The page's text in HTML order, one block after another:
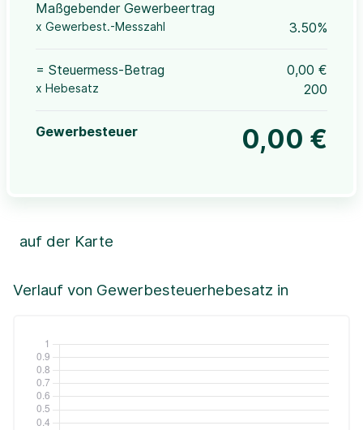
Maßgebender Gewerbeertrag
x Gewerbest.-Messzahl 3.50%
= Steuermess-Betrag 0,00 €
x Hebesatz 200
Gewerbesteuer 0,00 €
Verlauf von Gewerbesteuerhebesatz in
auf der Karte
+
Leaflet|©OpenStreetMap, ©CartoDB,